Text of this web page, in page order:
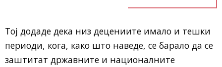
Тој додаде дека низ децениите имало и тешки
периоди, кога, како што наведе, се барало да се
заштитат државните и националните